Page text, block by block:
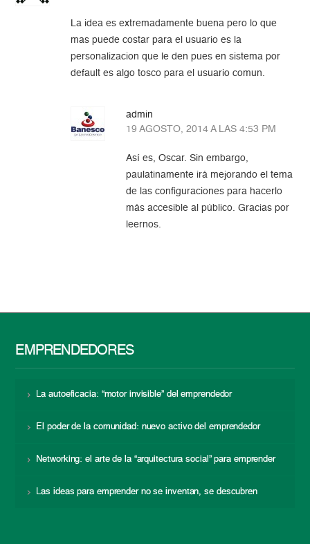
La idea es extremadamente buena pero lo que
mas puede costar para el usuario es la
personalizacion que le den pues en sistema por
default es algo tosco para el usuario comun.
admin
19 AGOSTO, 2014 A LAS 4:53 PM
Así es, Oscar. Sin embargo,
paulatinamente irá mejorando el tema
de las configuraciones para hacerlo
más accesible al público. Gracias por
leernos.
EMPRENDEDORES
La autoeficacia: “motor invisible” del emprendedor
El poder de la comunidad: nuevo activo del emprendedor
Networking: el arte de la “arquitectura social” para emprender
Las ideas para emprender no se inventan, se descubren